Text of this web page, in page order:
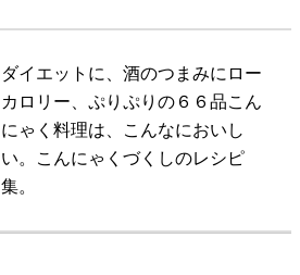
ダイエットに、酒のつまみにロー
カロリー、ぷりぷりの６６品こん
にゃく料理は、こんなにおいし
い。こんにゃくづくしのレシピ
集。